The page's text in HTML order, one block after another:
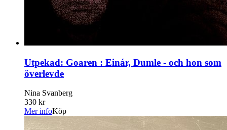
Utpekad: Goaren : Einár, Dumle - och hon som
överlevde
Nina Svanberg
330 kr
Mer infoKöp